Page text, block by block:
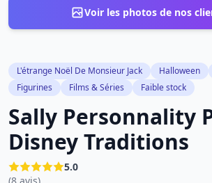
Voir les photos de nos
L'étrange Noël De Monsieur Jack Halloween
Figurines
Films & Séries Faible stock
Sally Personnality
Disney Traditions
5.0